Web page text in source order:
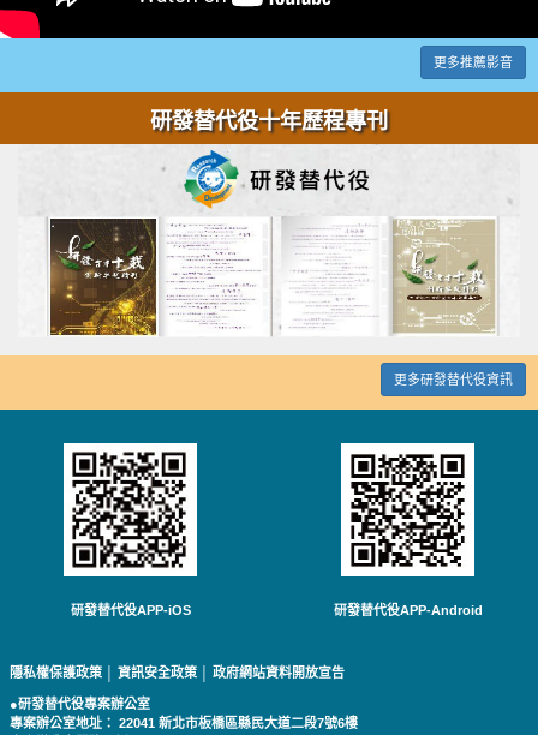
更多推薦影音
研發替代役十年歷程專刊
更多研發替代役資訊
研發替代役APP-iOS 研發替代役APP-Android
隱私權保護政策 資訊安全政策 政府網站資料開放宣告
●研發替代役專案辦公室
專案辦公室地址： 22041 新北市板橋區縣民大道二段7號6樓